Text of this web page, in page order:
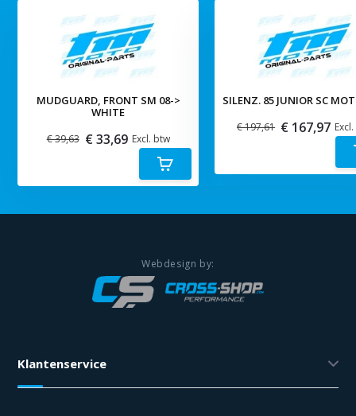
MUDGUARD, FRONT SM 08->
WHITE
€ 39,63 € 33,69 Excl. btw
SILENZ. 85 JUNIOR SC
€ 197,61 € 167,97
Klantenservice